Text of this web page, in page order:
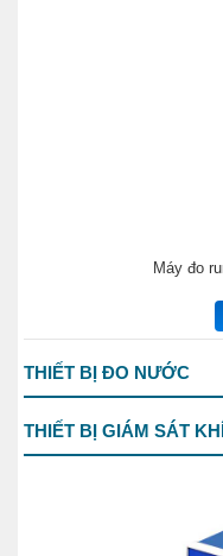
Máy đo
THIẾT BỊ ĐO NƯỚC
THIẾT BỊ GIÁM SÁT